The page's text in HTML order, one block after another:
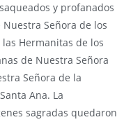
y profanados
Señora de los
Hermanitas de los
de Nuestra Señora
Señora de la
Ana. La
sagradas quedaron